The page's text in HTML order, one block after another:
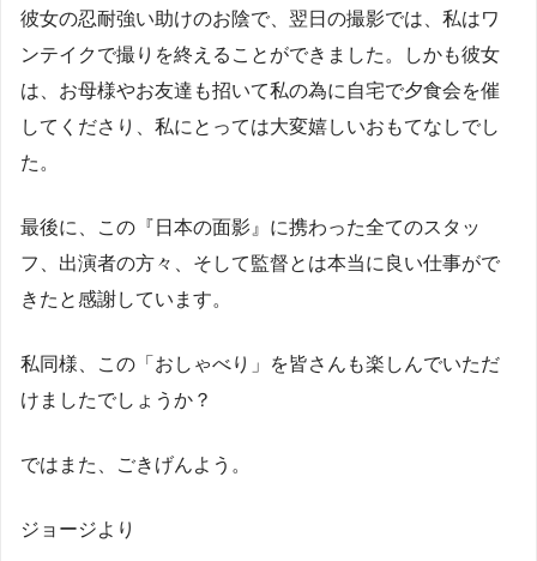
彼女の忍耐強い助けのお陰で、翌日の撮影では、私はワ
ンテイクで撮りを終えることができました。しかも彼女
は、お母様やお友達も招いて私の為に自宅で夕食会を催
してくださり、私にとっては大変嬉しいおもてなしでし
た。
最後に、この『日本の面影』に携わった全てのスタッ
フ、出演者の方々、そして監督とは本当に良い仕事がで
きたと感謝しています。
私同様、この「おしゃべり」を皆さんも楽しんでいただ
けましたでしょうか？
ではまた、ごきげんよう。
ジョージより